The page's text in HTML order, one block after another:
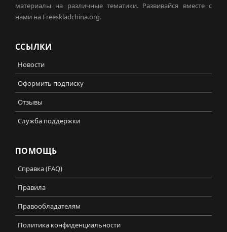
материалы на различные тематики. Развивайся вместе с
нами на Freeskladchina.org.
ССЫЛКИ
Новости
Оформить подписку
Отзывы
Служба поддержки
ПОМОЩЬ
Справка (FAQ)
Правила
Правообладателям
Политика конфиденциальности